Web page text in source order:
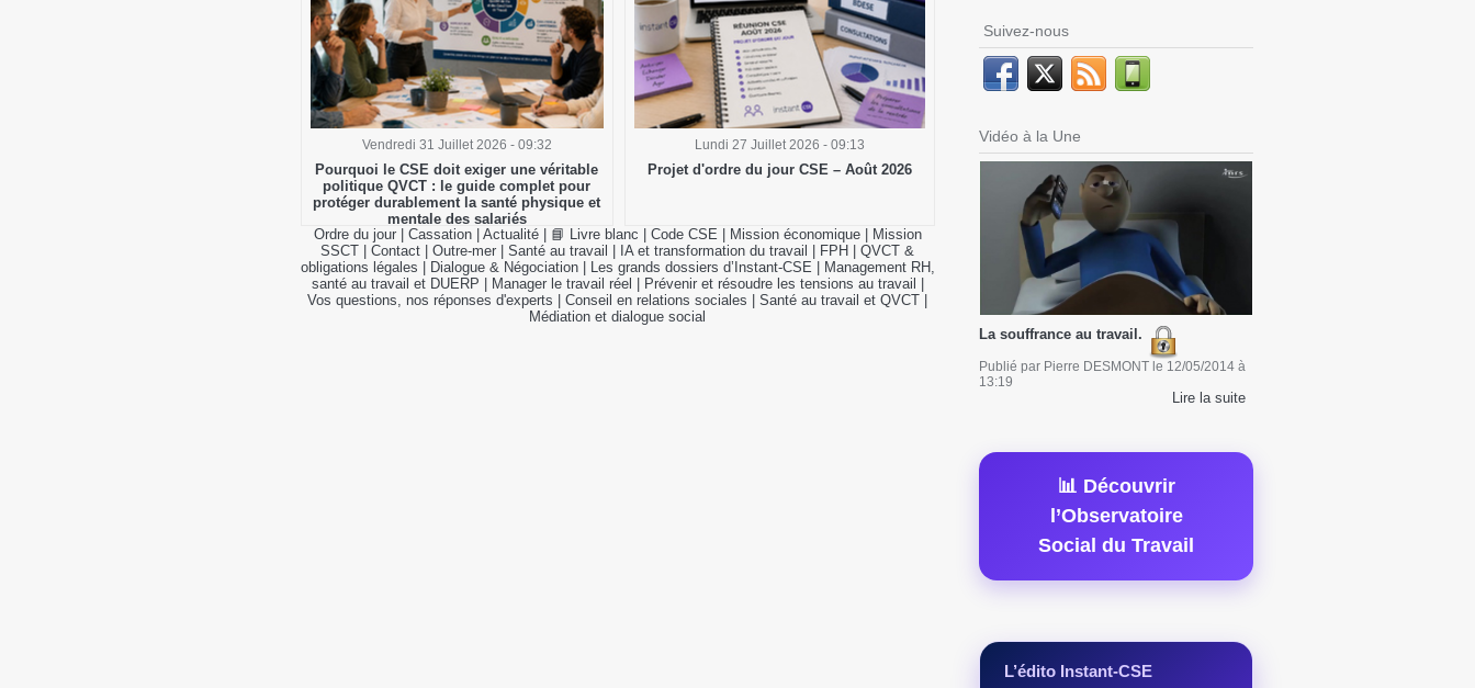
Vendredi 31 Juillet 2026 - 09:32
Pourquoi le CSE doit exiger une véritable
politique QVCT : le guide complet pour
protéger durablement la santé physique et
mentale des salariés
Lundi 27 Juillet 2026 - 09:13
Projet d'ordre du jour CSE – Août 2026
Ordre du jour Cassation Actualité 📘 Livre blanc Code CSE Mission économique
Mission
SSCT
|Contact |Outre-mer |Santé au travail IA et transformation du travail FPH |QVCT &
obligations légales
Dialogue & Négociation Les grands dossiers d’Instant-CSE
Management RH,
santé au travail et DUERP
Manager le travail réel Prévenir et résoudre les tensions au travail
Vos questions, nos réponses d'experts
|Conseil en relations sociales |Santé au travail et QVCT
Médiation et dialogue social
Suivez-nous
Vidéo à la Une
La souffrance au travail.
Publié par Pierre DESMONT le 12/05/2014 à
13:19
Lire la suite
📊 Découvrir
l’Observatoire
Social du Travail
L’édito Instant-CSE